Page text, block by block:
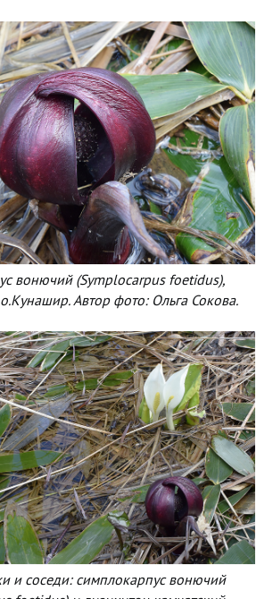
вонючий (Symplocarpus foetidus),
Автор фото: Ольга Сокова.
и соседи: симплокарпус вонючий